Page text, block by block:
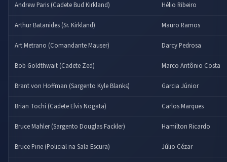
Andrew Paris (Cadete Bud Kirkland) Hélio Ribeiro
Arthur Batanides (Sr. Kirkland) Mauro Ramos
Art Metrano (Comandante Mauser) Darcy Pedrosa
Bob Goldthwait (Cadete Zed) Marco Antônio Costa
Brant von Hoffman (Sargento Kyle Blanks) Garcia Júnior
Brian Tochi (Cadete Elvis Nogata) Carlos Marques
Bruce Mahler (Sargento Douglas Fackler) Hamilton Ricardo
Bruce Pirie (Policial na Sala Escura) Júlio Cézar